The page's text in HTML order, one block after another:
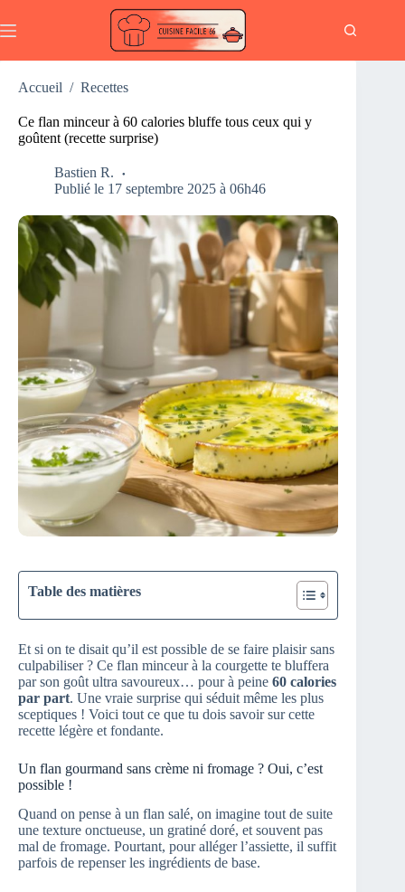
au
contenu
Accueil / Recettes
Ce flan minceur à 60 calories bluffe tous ceux qui y
goûtent (recette surprise)
Bastien R.
Publié le 17 septembre 2025 à 06h46
Table des matières
Et si on te disait qu’il est possible de se faire plaisir sans
culpabiliser ? Ce flan minceur à la courgette te bluffera
par son goût ultra savoureux… pour à peine 60 calories
par part. Une vraie surprise qui séduit même les plus
sceptiques ! Voici tout ce que tu dois savoir sur cette
recette légère et fondante.
Un flan gourmand sans crème ni fromage ? Oui, c’est
possible !
Quand on pense à un flan salé, on imagine tout de suite
une texture onctueuse, un gratiné doré, et souvent pas
mal de fromage. Pourtant, pour alléger l’assiette, il suffit
parfois de repenser les ingrédients de base.